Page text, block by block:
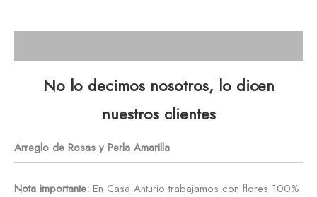
No lo decimos nosotros, lo dicen
nuestros clientes
Arreglo de Rosas y Perla Amarilla
Nota importante: En Casa Anturio trabajamos con flores 100%